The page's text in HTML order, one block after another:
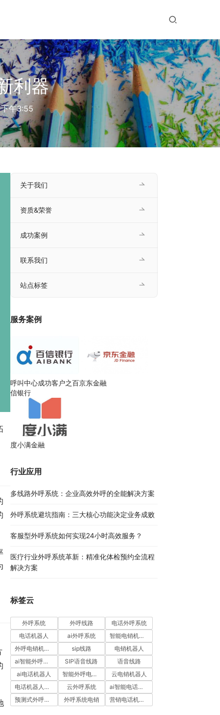
利器
午3:55
关于我们
资质&荣誉
成功案例
联系我们
站点标签
服务案例
呼叫中心成功客户之百
信银行
京东金融
度小满金融
行业应用
多线路外呼系统：企业高效外呼的全能解决方案​
外呼系统避坑指南：三大核心功能决定业务成败​
客服型外呼系统如何实现24小时高效服务？
医疗行业外呼系统革新：精准化体检预约全流程
解决方案​
标签云
外呼系统 外呼线路
电话外呼系统
电话机器人
ai外呼系统
智能电销机器人
外呼电销机器人
sip线路
电销机器人
ai智能外呼系统
SIP语音线路
语音线路
ai电话机器人
智能外呼电销机器人
云电销机器人
电话机器人外呼
云外呼系统
ai智能电话机器人
预测式外呼系统
外呼系统电销 营销电话机器人